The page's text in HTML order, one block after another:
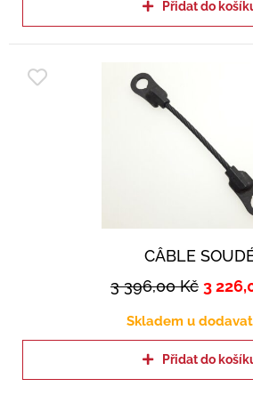
Přidat do
CÂBLE
3 396,00Kč 3
Skladem u
Přidat do